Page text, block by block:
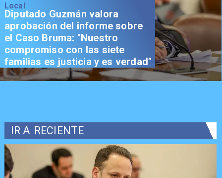
Local
Diputado Guzmán valora
aprobación del informe sobre
el Caso Bruma: "Nuestro
compromiso con las siete
familias es justicia y es verdad"
IR A RECIENTE